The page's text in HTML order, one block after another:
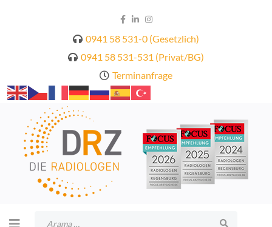
0941 58 531-0 (Gesetzlich)
0941 58 531-531 (Privat/BG)
Terminanfrage